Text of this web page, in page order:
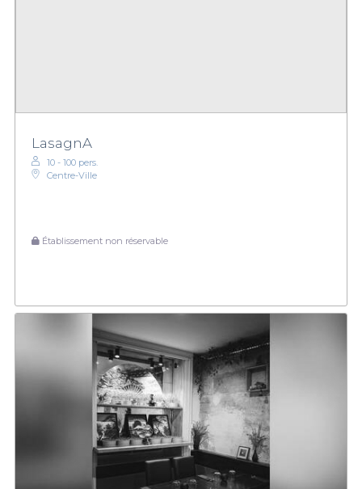
LasagnA
10 - 100 pers.
Centre-Ville
Établissement non réservable